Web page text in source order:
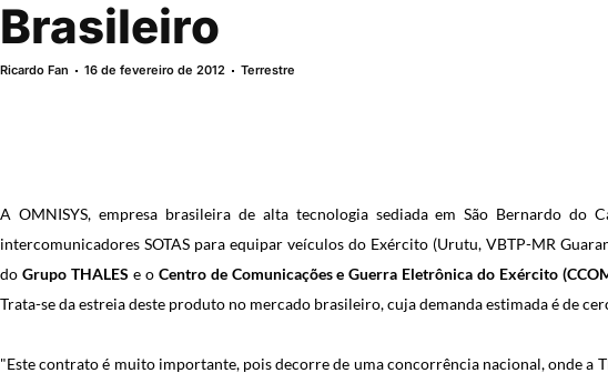
Brasileiro
Ricardo Fan 16 de fevereiro de 2012 Terrestre
A OMNISYS, empresa brasileira de alta tecnologia sediada em São Bernardo do
intercomunicadores SOTAS para equipar veículos do Exército (Urutu, VBTP-MR
do Grupo THALES e o Centro de Comunicações e Guerra Eletrônica do Exército
Trata-se da estreia deste produto no mercado brasileiro, cuja demanda estimada é de
"Este contrato é muito importante, pois decorre de uma concorrência nacional, onde a